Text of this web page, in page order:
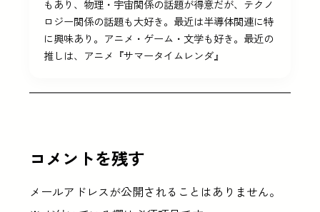
もあり、物理・宇宙関係の話題が得意だが、テクノ
ロジー関係の話題も大好き。最近は半導体関連に特
に興味あり。アニメ・ゲーム・文学も好き。最近の
推しは、アニメ『サマータイムレンダ』
コメントを残す
メールアドレスが公開されることはありません。